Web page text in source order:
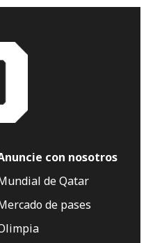
con nosotros
de Qatar
de pases